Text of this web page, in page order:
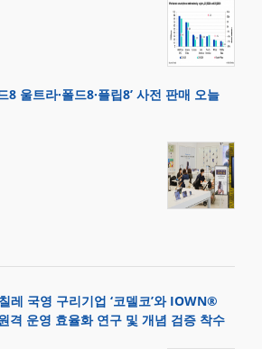
8 울트라·폴드8·플립8’ 사전 판매 오늘
레 국영 구리기업 ‘코델코’와 IOWN®
격 운영 효율화 연구 및 개념 검증 착수